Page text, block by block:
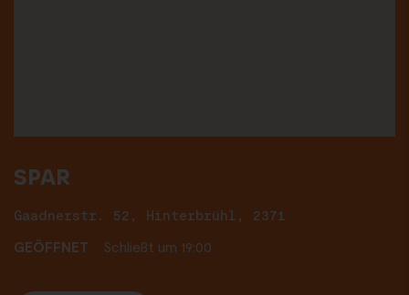
SPAR
Gaadnerstr. 52, Hinterbrühl, 2371
GEÖFFNET
Schließt um 19:00